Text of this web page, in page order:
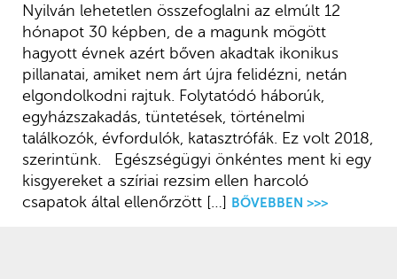
Nyilván lehetetlen összefoglalni az elmúlt 12
hónapot 30 képben, de a magunk mögött
hagyott évnek azért bőven akadtak ikonikus
pillanatai, amiket nem árt újra felidézni, netán
elgondolkodni rajtuk. Folytatódó háborúk,
egyházszakadás, tüntetések, történelmi
találkozók, évfordulók, katasztrófák. Ez volt 2018,
szerintünk. Egészségügyi önkéntes ment ki egy
kisgyereket a szíriai rezsim ellen harcoló
csapatok által ellenőrzött […] BŐVEBBEN >>>